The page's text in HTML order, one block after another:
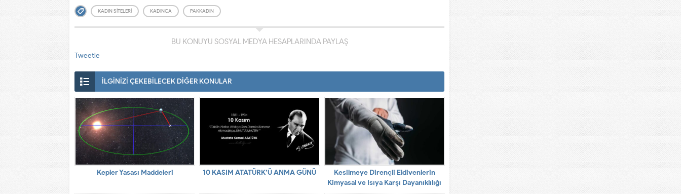
KADIN SITELERI KADINCA PAKKADIN
BU KONUYU SOSYAL MEDYA HESAPLARINDA PAYLAŞ
Tweetle
İLGİNİZİ ÇEKEBİLECEK DİĞER KONULAR
Kepler Yasası Maddeleri 10 KASIM ATATÜRK’Ü ANMA GÜNÜ
Kesilmeye Dirençli Eldivenlerin
Kimyasal ve Isıya Karşı Dayanıklılığı